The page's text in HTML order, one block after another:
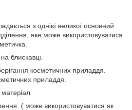
з однієї великої основний
яке може використовуватися
блискавці.
косметичних приладдя.
приладдя.
( може використовуватися як